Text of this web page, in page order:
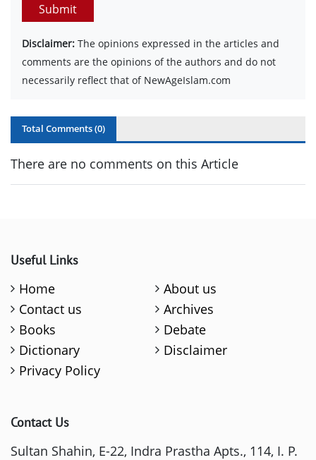
Submit
Disclaimer: The opinions expressed in the articles and
comments are the opinions of the authors and do not
necessarily reflect that of NewAgeIslam.com
Total Comments (0)
There are no comments on this Article
Useful Links
Home
About us
Contact us
Archives
Books
Debate
Dictionary
Disclaimer
Privacy Policy
Contact Us
Sultan Shahin, E-22, Indra Prastha Apts., 114, I. P.